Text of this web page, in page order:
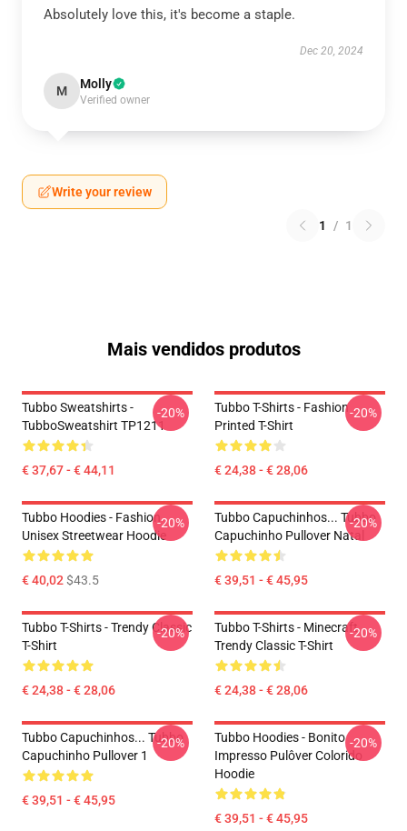
Absolutely love this, it's become a staple.
Dec 20, 2024
M Molly
Verified owner
Write your review
1 / 1
Mais vendidos produtos
Tubbo Sweatshirts -
TubboSweatshirt TP1211
€ 37,67 - € 44,11
-20%
Tubbo T-Shirts - Fashion
Printed T-Shirt
€ 24,38 - € 28,06
-20%
Tubbo Hoodies - Fashion
Unisex Streetwear Hoodie
€ 40,02$43.5
-20%
Tubbo Capuchinhos... Tubbo
Capuchinho Pullover Natal
€ 39,51 - € 45,95
-20%
Tubbo T-Shirts - Trendy Classic
T-Shirt
€ 24,38 - € 28,06
-20%
Tubbo T-Shirts - Minecraft
Trendy Classic T-Shirt
€ 24,38 - € 28,06
-20%
Tubbo Capuchinhos... Tubbo
Capuchinho Pullover 1
€ 39,51 - € 45,95
-20%
Tubbo Hoodies - Bonito
Impresso Pulôver Colorido
Hoodie
€ 39,51 - € 45,95
-20%